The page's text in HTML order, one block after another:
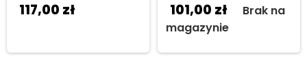
117,00 zł 101,00 zł
Brak na
magazynie